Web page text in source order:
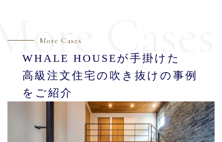
More Cases
WHALE HOUSEが手掛けた
高級注文住宅の吹き抜けの事例
をご紹介
Cases